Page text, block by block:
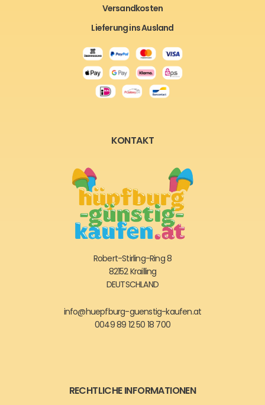
Versandkosten
Lieferung ins Ausland
KONTAKT
Robert-Stirling-Ring 8
82152 Krailling
DEUTSCHLAND
info@huepfburg-guenstig-kaufen.at
0049 89 12 50 18 700
RECHTLICHE INFORMATIONEN